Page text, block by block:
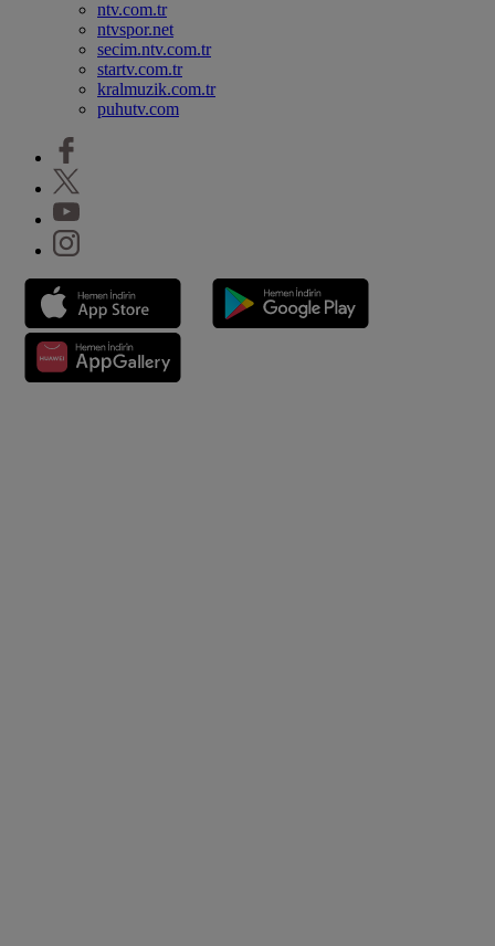
ntv.com.tr
ntvspor.net
secim.ntv.com.tr
startv.com.tr
kralmuzik.com.tr
puhutv.com